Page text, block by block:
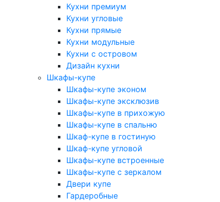
Кухни премиум
Кухни угловые
Кухни прямые
Кухни модульные
Кухни с островом
Дизайн кухни
Шкафы-купе
Шкафы-купе эконом
Шкафы-купе эксклюзив
Шкафы-купе в прихожую
Шкафы-купе в спальню
Шкаф-купе в гостиную
Шкаф-купе угловой
Шкафы-купе встроенные
Шкафы-купе с зеркалом
Двери купе
Гардеробные